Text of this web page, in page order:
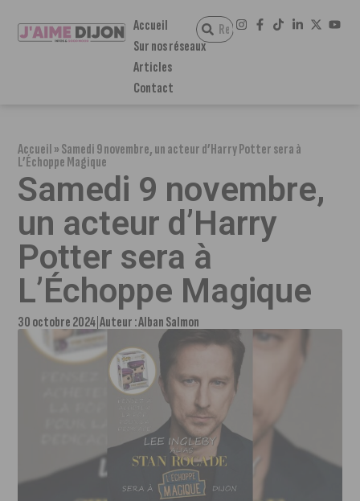
Accueil
Sur nos réseaux
Articles
Contact
Accueil»Samedi 9 novembre, un acteur d’Harry Potter sera à
L’Échoppe Magique
Samedi 9 novembre,
un acteur d’Harry
Potter sera à
L’Échoppe Magique
30 octobre 2024 Auteur :Alban Salmon